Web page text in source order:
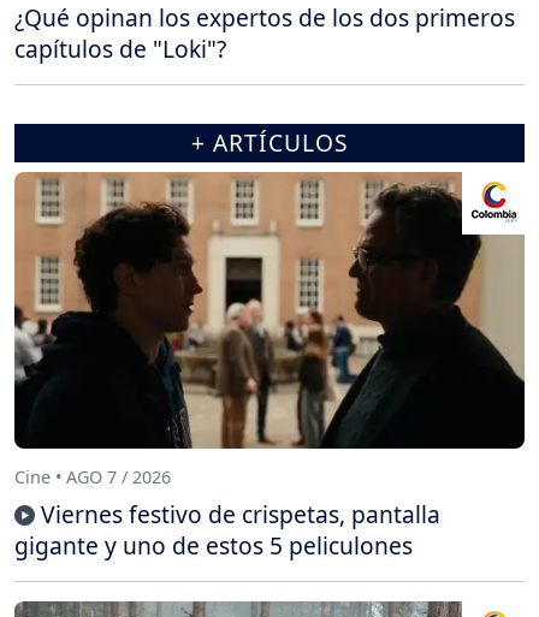
¿Qué opinan los expertos de los dos primeros
capítulos de "Loki"?
+ ARTÍCULOS
Cine • AGO 7 / 2026
Viernes festivo de crispetas, pantalla
gigante y uno de estos 5 peliculones